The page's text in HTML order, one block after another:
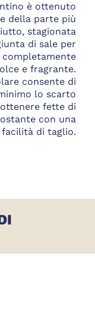
è ottenuto
della parte più
stagionata
di sale per
e fragrante.
consente di
lo scarto
fette di
con una
di taglio.